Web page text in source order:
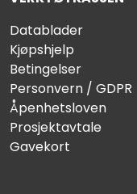
Datablader
Kjøpshjelp
Betingelser
Personvern / GDPR
Åpenhetsloven
Prosjektavtale
Gavekort